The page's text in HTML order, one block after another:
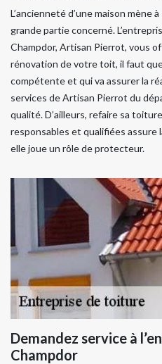
L’ancienneté d’une maison mène
grande partie concerné.
Champdor, Artisan Pierrot, vous
rénovation de votre toit, il faut
compétente et qui va assurer la
services de Artisan Pierrot du
qualité. D’ailleurs, refaire sa
responsables et qualifiées assure
elle joue un rôle de protecteur.
Demandez service à
Champdor